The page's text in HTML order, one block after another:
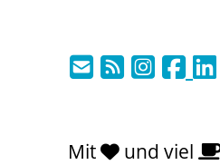
Mit und viel